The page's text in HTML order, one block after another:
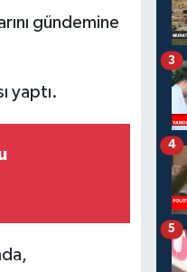
gündemine
yaptı.
3
4
5